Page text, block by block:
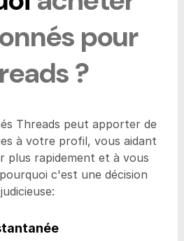
pour
?
Threads peut apporter de
à votre profil, vous aidant
plus rapidement et à vous
c'est une décision
judicieuse: